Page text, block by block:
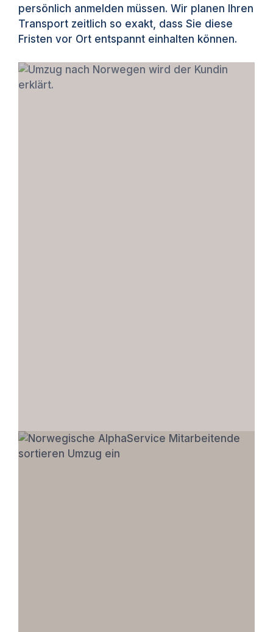
persönlich anmelden müssen. Wir planen Ihren
Transport zeitlich so exakt, dass Sie diese
Fristen vor Ort entspannt einhalten können.